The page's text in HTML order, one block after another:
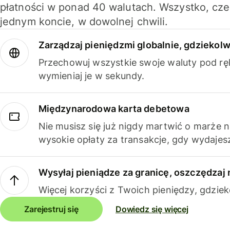
płatności w ponad 40 walutach. Wszystko,
jednym koncie, w dowolnej chwili.
Zarządzaj pieniędzmi globalnie,
Przechowuj wszystkie swoje waluty pod
wymieniaj je w sekundy.
Międzynarodowa karta debetowa
Nie musisz się już nigdy martwić o marże
wysokie opłaty za transakcje, gdy
Wysyłaj pieniądze za granicę, oszczędzaj
Więcej korzyści z Twoich pieniędzy,
Zarejestruj się Dowiedz się więcej